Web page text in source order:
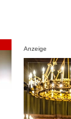
Anzeige